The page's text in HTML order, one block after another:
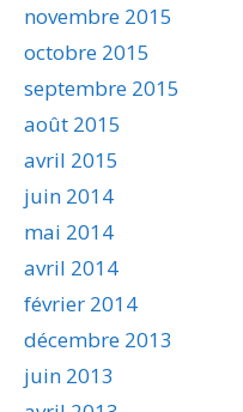
novembre 2015
octobre 2015
septembre 2015
août 2015
avril 2015
juin 2014
mai 2014
avril 2014
février 2014
décembre 2013
juin 2013